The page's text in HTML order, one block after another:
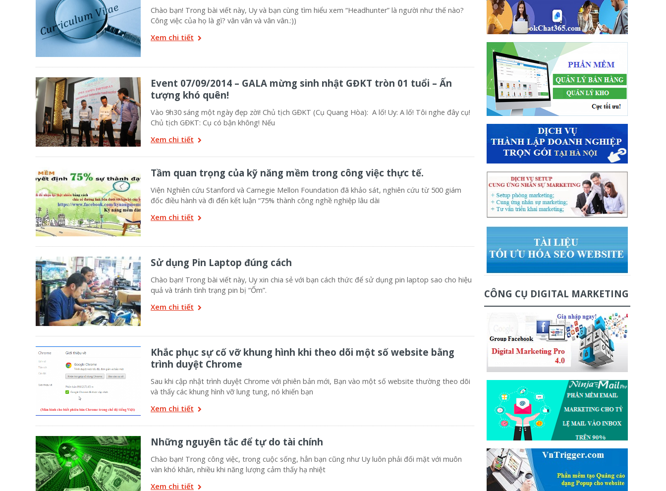
Chào bạn! Trong bài viết này, Uy và bạn cùng tìm hiểu xem “Headhunter” là người như thế nào?
Công việc của họ là gì? vân vân và vân vân.:))
Xem chi tiết
Event 07/09/2014 – GALA mừng sinh nhật GĐKT tròn 01 tuổi – Ấn
tượng khó quên!
Vào 9h30 sáng một ngày đẹp zời! Chủ tịch GĐKT (Cụ Quang Hòa): A lố! Uy: A lố! Tôi nghe đây cụ!
Chủ tịch GĐKT: Cụ có bận không! Nếu
Xem chi tiết
Tầm quan trọng của kỹ năng mềm trong công việc thực tế.
Viện Nghiên cứu Stanford và Carnegie Mellon Foundation đã khảo sát, nghiên cứu từ 500 giám
đốc điều hành và đi đến kết luận “75% thành công nghề nghiệp lâu dài
Xem chi tiết
Sử dụng Pin Laptop đúng cách
Chào bạn! Trong bài viết này, Uy xin chia sẻ với bạn cách thức để sử dụng pin laptop sao cho hiệu
quả và tránh tình trạng pin bị “Ốm”.
Xem chi tiết
Khắc phục sự cố vỡ khung hình khi theo dõi một số website bằng
trình duyệt Chrome
Sau khi cập nhật trình duyệt Chrome với phiên bản mới, Bạn vào một số website thường theo dõi
và thấy các khung hình vỡ lung tung, nó khiến bạn
Xem chi tiết
Những nguyên tắc để tự do tài chính
Chào bạn! Trong công việc, trong cuộc sống, hẳn bạn cũng như Uy luôn phải đối mặt với muôn
vàn khó khăn, nhiều khi năng lượng cảm thấy hạ nhiệt
Xem chi tiết
CÔNG CỤ DIGITAL MARKETING